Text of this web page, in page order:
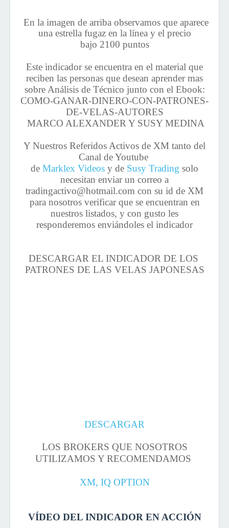
En la imagen de arriba observamos que aparece
una estrella fugaz en la línea y el precio
bajo 2100 puntos
Este indicador se encuentra en el material que
reciben las personas que desean aprender mas
sobre Análisis de Técnico junto con el Ebook:
COMO-GANAR-DINERO-CON-PATRONES-
DE-VELAS-AUTORES
MARCO ALEXANDER Y SUSY MEDINA
Y Nuestros Referidos Activos de XM tanto del
Canal de Youtube
de Marklex Videos y de Susy Trading solo
necesitan enviar un correo a
tradingactivo@hotmail.com con su id de XM
para nosotros verificar que se encuentran en
nuestros listados, y con gusto les
responderemos enviándoles el indicador
DESCARGAR EL INDICADOR DE LOS
PATRONES DE LAS VELAS JAPONESAS
DESCARGAR
LOS BROKERS QUE NOSOTROS
UTILIZAMOS Y RECOMENDAMOS
XM, IQ OPTION
VÍDEO DEL INDICADOR EN ACCIÓN